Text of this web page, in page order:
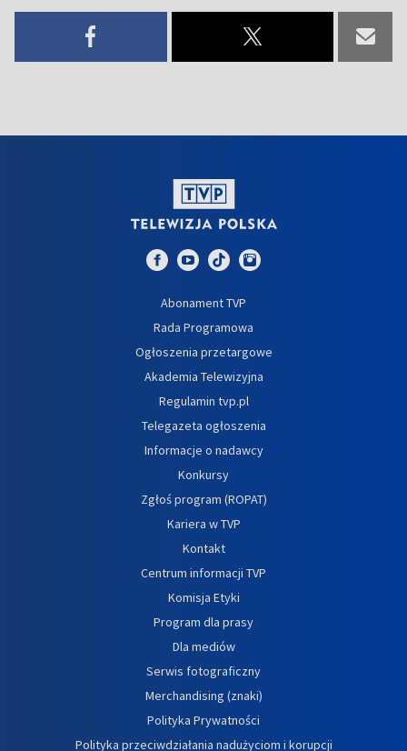
Abonament TVP
Rada Programowa
Ogłoszenia przetargowe
Akademia Telewizyjna
Regulamin tvp.pl
Telegazeta ogłoszenia
Informacje o nadawcy
Konkursy
Zgłoś program (ROPAT)
Kariera w TVP
Kontakt
Centrum informacji TVP
Komisja Etyki
Program dla prasy
Dla mediów
Serwis fotograficzny
Merchandising (znaki)
Polityka Prywatności
Polityka przeciwdziałania nadużyciom i korupcji